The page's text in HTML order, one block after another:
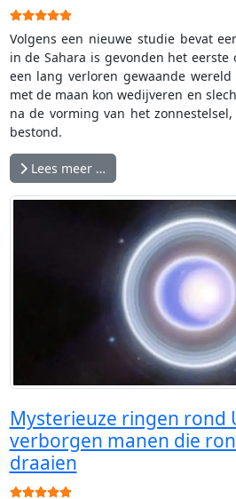
Gebruikerswaardering:
Volgens een nieuwe studie bevat
in de Sahara is gevonden het eerste
een lang verloren gewaande
met de maan kon wedijveren en
na de vorming van het
bestond.
Lees meer …
Mysterieuze ringen rond
verborgen manen die
draaien
Gebruikerswaardering: